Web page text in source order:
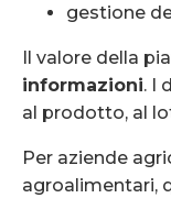
gestione
Il valore della
informazioni. I
al prodotto, al
Per aziende
agroalimentari,